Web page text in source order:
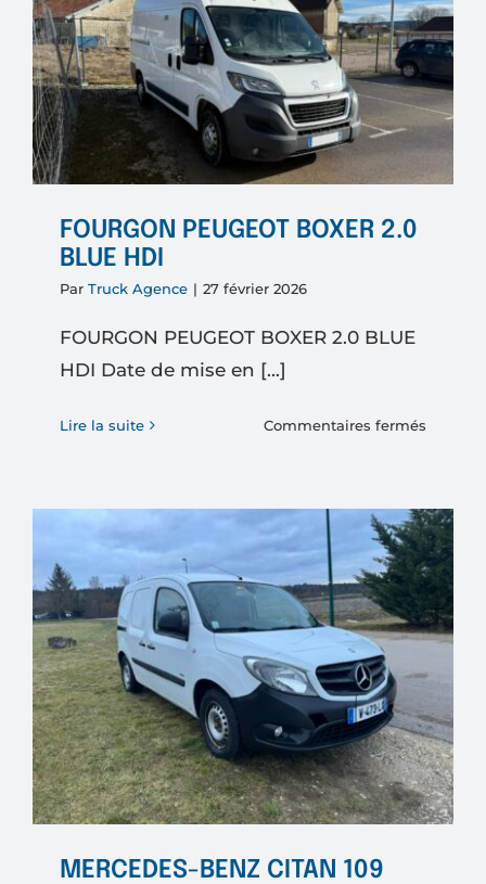
3
Places
102
cv
traction
FOURGON PEUGEOT BOXER 2.0
BLUE HDI
Par Truck Agence | 27 février 2026
FOURGON PEUGEOT BOXER 2.0 BLUE
HDI Date de mise en [...]
Lire la suite Commentaires fermés
2.0
BLUE
HDI
MERCEDES-BENZ CITAN 109